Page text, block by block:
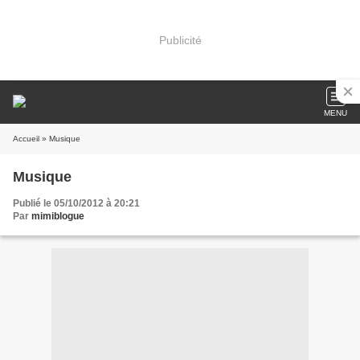
Publicité
MENU
Accueil » Musique
Musique
Publié le 05/10/2012 à 20:21
Par mimiblogue